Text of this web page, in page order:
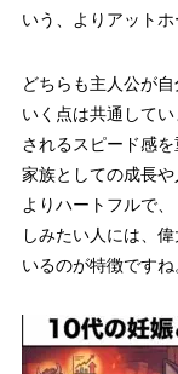
いう、よりアットホ
どちらも主人公が
いく点は共通して
されるスピード感
家族としての成長や
よりハートフルで
しみたい人には、
いるのが特徴ですね